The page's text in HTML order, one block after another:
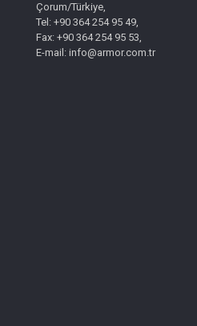
Çorum/Türkiye,
Tel: +90 364 254 95 49,
Fax: +90 364 254 95 53,
E-mail: info@armor.com.tr